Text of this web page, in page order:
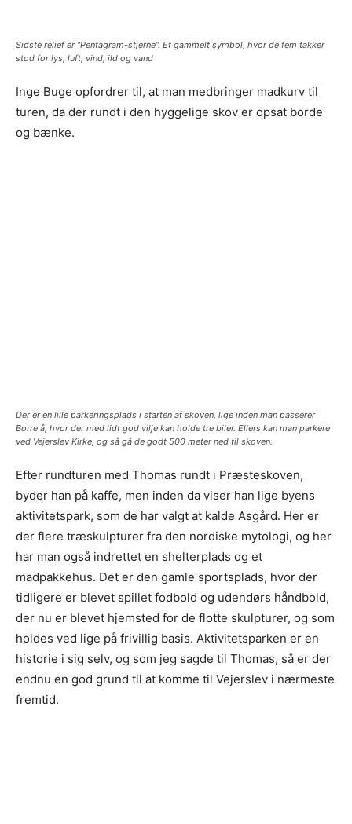
Sidste relief er “Pentagram-stjerne”. Et gammelt symbol, hvor de fem takker
stod for lys, luft, vind, ild og vand
Inge Buge opfordrer til, at man medbringer madkurv til
turen, da der rundt i den hyggelige skov er opsat borde
og bænke.
Der er en lille parkeringsplads i starten af skoven, lige inden man passerer
Borre å, hvor der med lidt god vilje kan holde tre biler. Ellers kan man parkere
ved Vejerslev Kirke, og så gå de godt 500 meter ned til skoven.
Efter rundturen med Thomas rundt i Præsteskoven,
byder han på kaffe, men inden da viser han lige byens
aktivitetspark, som de har valgt at kalde Asgård. Her er
der flere træskulpturer fra den nordiske mytologi, og her
har man også indrettet en shelterplads og et
madpakkehus. Det er den gamle sportsplads, hvor der
tidligere er blevet spillet fodbold og udendørs håndbold,
der nu er blevet hjemsted for de flotte skulpturer, og som
holdes ved lige på frivillig basis. Aktivitetsparken er en
historie i sig selv, og som jeg sagde til Thomas, så er der
endnu en god grund til at komme til Vejerslev i nærmeste
fremtid.